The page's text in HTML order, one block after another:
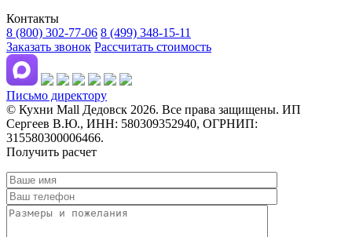
Контакты
8 (800) 302-77-06 8 (499) 348-15-11
Заказать звонок Рассчитать стоимость
Письмо директору
© Кухни Mall Дедовск 2026. Все права защищены. ИП
Сергеев В.Ю., ИНН: 580309352940, ОГРНИП:
315580300006466.
Получить расчет